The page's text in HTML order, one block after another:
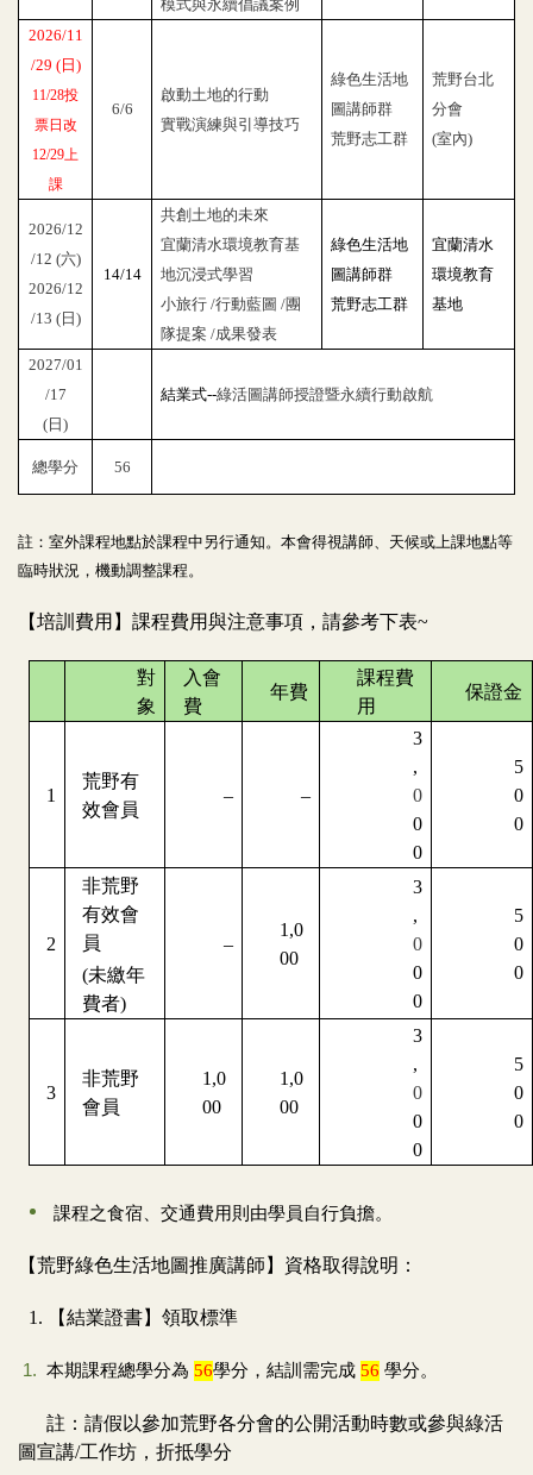
模式與永續倡議案例
2026/11
/29 (日)
11/28投
票日改
12/29上
課
6/6
啟動土地的行動
實戰演練與引導技巧
綠色生活地
圖講師群
荒野志工群
荒野台北
分會
(室內)
2026/12
/12 (六)
2026/12
/13 (日)
14/14
共創土地的未來
宜蘭清水環境教育基
地沉浸式學習
小旅行 /行動藍圖 /團
隊提案 /成果發表
綠色生活地
圖講師群
荒野志工群
宜蘭清水
環境教育
基地
2027/01
/17
(日)
結業式--綠活圖講師授證暨永續行動啟航
總學分 56
註：室外課程地點於課程中另行通知。本會得視講師、天候或上課地點等
臨時狀況，機動調整課程。
【培訓費用】課程費用與注意事項，請參考下表~
對
象
入會
費
年費
課程費
用
保證金
1
荒野有
效會員
– –
3
,
0
0
0
5
0
0
2
非荒野
有效會
員
(未繳年
費者)
–
1,0
00
3
,
0
0
0
5
0
0
3
非荒野
會員
1,0
00
1,0
00
3
,
0
0
0
5
0
0
課程之食宿、交通費用則由學員自行負擔。
【荒野綠色生活地圖推廣講師】資格取得說明：
1. 【結業證書】領取標準
本期課程總學分為 56學分，結訓需完成 56 學分。
註：請假以參加荒野各分會的公開活動時數或參與綠活
圖宣講/工作坊，折抵學分